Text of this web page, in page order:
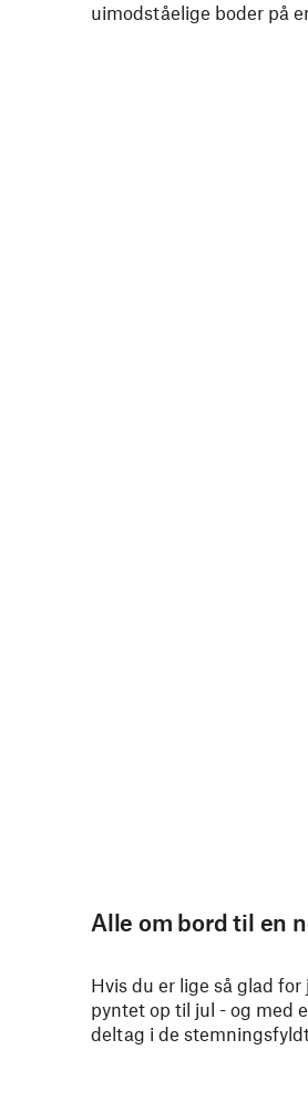
uimodståelige boder på
Alle om bord til en
Hvis du er lige så glad
pyntet op til jul - og med
deltag i de